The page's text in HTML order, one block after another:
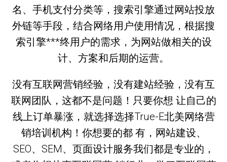
名、手机支付分类等，搜索引擎通过网站投放
外链等手段，结合网络用户使用情况，根据搜
索引擎***终用户的需求，为网站做相关的设
计、方案和后期的运营。
没有互联网营销经验，没有建站经验，没有互
联网团队，这都不是问题！只要你想 让自己的
线上订单暴涨，就选择选择True-E北美网络营
销培训机构！你想要的都 有，网站建设、
SEO、SEM、页面设计服务我们都是专业的，